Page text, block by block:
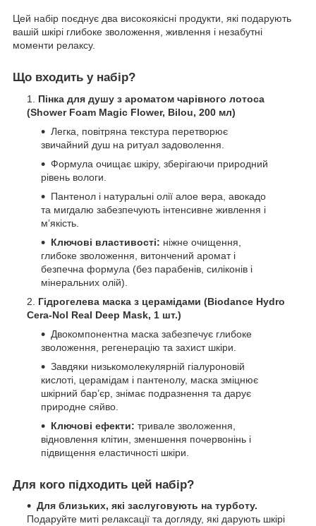
Цей набір поєднує два високоякісні продукти, які подарують
вашій шкірі глибоке зволоження, живлення і незабутні
моменти релаксу.
Що входить у набір?
Пінка для душу з ароматом чарівного лотоса
(Shower Foam Magic Flower, Bilou, 200 мл)
Легка, повітряна текстура перетворює
звичайний душ на ритуал задоволення.
Формула очищає шкіру, зберігаючи природний
рівень вологи.
Пантенол і натуральні олії алое вера, авокадо
та мигдалю забезпечують інтенсивне живлення і
м’якість.
Ключові властивості: ніжне очищення,
глибоке зволоження, витончений аромат і
безпечна формула (без парабенів, силіконів і
мінеральних олій).
Гідрогелева маска з церамідами (Biodance Hydro
Cera-Nol Real Deep Mask, 1 шт.)
Двокомпонентна маска забезпечує глибоке
зволоження, регенерацію та захист шкіри.
Завдяки низькомолекулярній гіалуроновій
кислоті, церамідам і пантенолу, маска зміцнює
шкірний бар’єр, знімає подразнення та дарує
природне сяйво.
Ключові ефекти: тривале зволоження,
відновлення клітин, зменшення почервонінь і
підвищення еластичності шкіри.
Для кого підходить цей набір?
Для близьких, які заслуговують на турботу.
Подаруйте миті релаксації та догляду, які дарують шкірі